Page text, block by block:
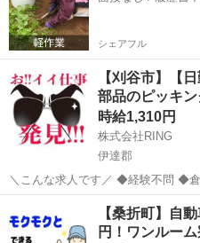
シェアフル
【刈谷市】【
部品のピッキ
時給1,310円
株式会社RING
伊達郡
＼こんな求人です／ ◆経験不問 ◆倉庫内作業 ◆日払い、週払い制度
あり ◆男女活躍中 ◆幅広い年代の方が活躍中 ◆WEB面接対応中 倉庫
内作業 自動車部品のピッキング、
倉庫 自動
【桑折町】自
円！ワンルー